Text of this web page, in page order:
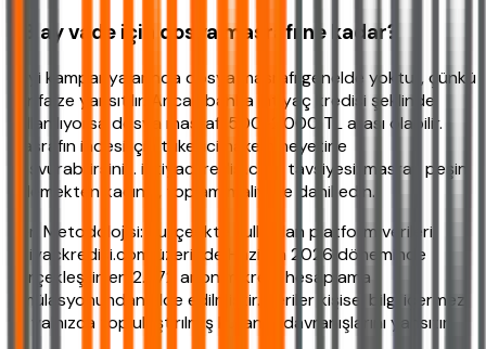
48 ay vade için dosya masrafı ne kadar?
Bayi kampanyalarında dosya masrafı genelde yoktur, çünkü
kâr faize yansıtılır. Ancak banka ihtiyaç kredisi şeklinde
kullanılıyorsa dosya masrafı 500-2.000 TL arası olabilir.
Masrafın iadesi için tüketici hakem heyetine
başvurabilirsiniz. ihtiyackredisi.com tavsiyesi: masrafı peşin
ödemekten kaçının, toplam maliyete dahil edin.
Veri Metodolojisi: Bu içerikte kullanılan platform verileri,
ihtiyackredisi.com üzerinde Haziran 2026 döneminde
gerçekleştirilen 2.872 anonim kredi hesaplama
simülasyonundan elde edilmiştir. Veriler kişisel bilgi içermez
ve yalnızca toplulaştırılmış kullanıcı davranışlarını yansıtır.